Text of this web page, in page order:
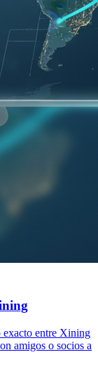
exacto entre Xining
amigos o socios a